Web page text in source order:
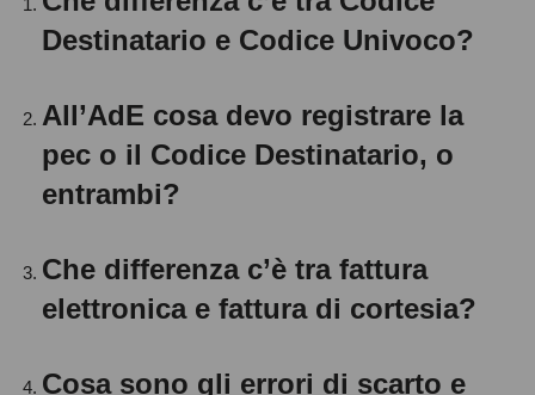
Destinatario e Codice Univoco?
All’AdE cosa devo registrare la
pec o il Codice Destinatario, o
entrambi?
Che differenza c’è tra fattura
elettronica e fattura di cortesia?
Cosa sono gli errori di scarto e